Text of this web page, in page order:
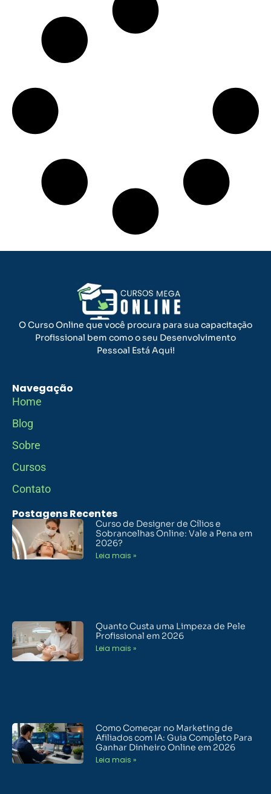
O Curso Online que você procura para sua capacitação
Profissional bem como o seu Desenvolvimento
Pessoal Está Aqui!
Navegação
Home
Blog
Sobre
Cursos
Contato
Postagens Recentes
Curso de Designer de Cílios e
Sobrancelhas Online: Vale a Pena em
2026?
Leia mais »
Quanto Custa uma Limpeza de Pele
Profissional em 2026
Leia mais »
Como Começar no Marketing de
Afiliados com IA: Guia Completo Para
Ganhar Dinheiro Online em 2026
Leia mais »